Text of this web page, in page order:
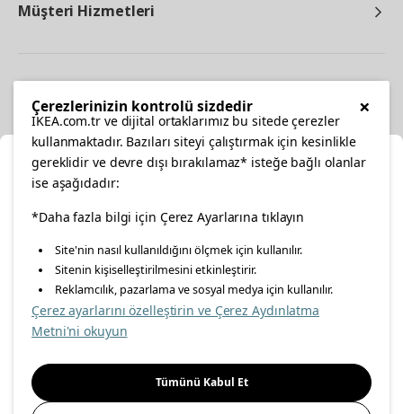
Müşteri Hizmetleri
facebooktwitterinstagrampinterestyoutube
linkedin
Enerji Politikası Bilgi Güvenliği Politikası
Gıda Güvenliği Politikası
Önemli Bilgilendirme İnternet Sitesi Gizlilik Politikası
Konumunuzu Seçin
İnternetten vereceğiniz siparişlerinizde size özel hizmet ve
içerikleri görebilmek için lütfen konumuzu seçin.
İl seçiniz
Seçiniz
×
Çerezlerinizin kontrolü sizdedir
IKEA.com.tr ve dijital ortaklarımız bu sitede çerezler
kullanmaktadır. Bazıları siteyi çalıştırmak için kesinlikle
gereklidir ve devre dışı bırakılamaz* isteğe bağlı olanlar
ise aşağıdadır:
*Daha fazla bilgi için Çerez Ayarlarına tıklayın
Site'nin nasıl kullanıldığını ölçmek için kullanılır.
Sitenin kişiselleştirilmesini etkinleştirir.
Reklamcılık, pazarlama ve sosyal medya için kullanılır.
Çerez ayarlarını özelleştirin ve Çerez Aydınlatma
Metni'ni okuyun
Tümünü Kabul Et